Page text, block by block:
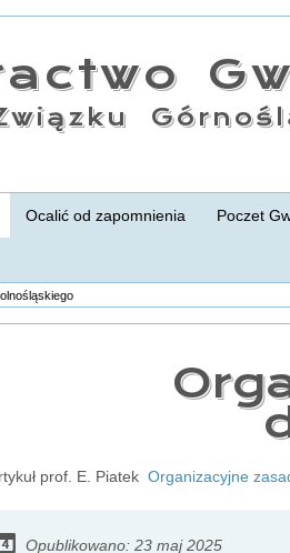
Ocalić od zapomnienia Poczet
prof. E. Piatek Organizacyjne
Opublikowano: 23 maj 2025